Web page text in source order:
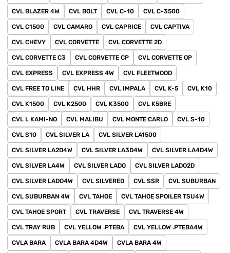
CVL BLAZER 4W CVL BOLT CVL C-10 CVL C-3500
CVL C1500 CVL CAMARO CVL CAPRICE CVL CAPTIVA
CVL CHEVY CVL CORVETTE CVL CORVETTE 2D
CVL CORVETTE C3 CVL CORVETTE CP CVL CORVETTE OP
CVL EXPRESS CVL EXPRESS 4W CVL FLEETWOOD
CVL FREE TO LINE CVL HHR CVL IMPALA CVL K-5 CVL K10
CVL K1500 CVL K2500 CVL K3500 CVL K5BRE
CVL L KAMI-NO CVL MALIBU CVL MONTE CARLO CVL S-10
CVL S10 CVL SILVER LA CVL SILVER LA1500
CVL SILVER LA2D4W CVL SILVER LA3D4W CVL SILVER LA4D4W
CVL SILVER LA4W CVL SILVER LADO CVL SILVER LADO2D
CVL SILVER LADO4W CVL SILVERED CVL SSR CVL SUBURBAN
CVL SUBURBAN 4W CVL TAHOE CVL TAHOE SPOILER TSU4W
CVL TAHOE SPORT CVL TRAVERSE CVL TRAVERSE 4W
CVL TRAY RUB CVL YELLOW .PTEBA CVL YELLOW .PTEBA4W
CVLA BARA CVLA BARA 4D4W CVLA BARA 4W